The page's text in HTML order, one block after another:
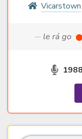
Vicarstown
··· le rá go
1988